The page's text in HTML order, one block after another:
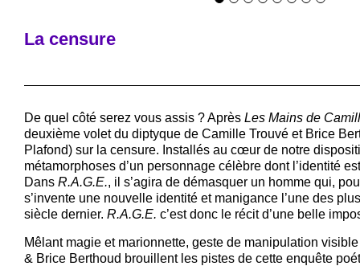
La censure
De quel côté serez vous assis ? Après Les Mains de
deuxième volet du diptyque de Camille Trouvé et Brice
Plafond) sur la censure. Installés au cœur de notre
métamorphoses d’un personnage célèbre dont l’identité
Dans R.A.G.E., il s’agira de démasquer un homme qui,
s’invente une nouvelle identité et manigance l’une des
siècle dernier. R.A.G.E. c’est donc le récit d’une belle
Mêlant magie et marionnette, geste de manipulation
& Brice Berthoud brouillent les pistes de cette enquête